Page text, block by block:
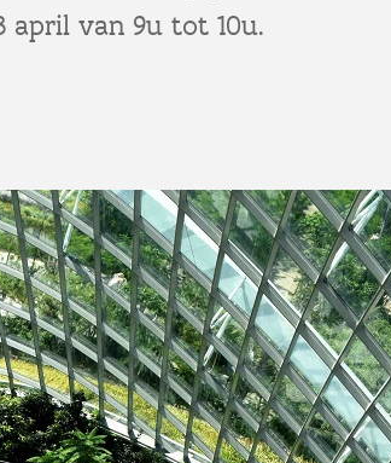
april van 9u tot 10u.